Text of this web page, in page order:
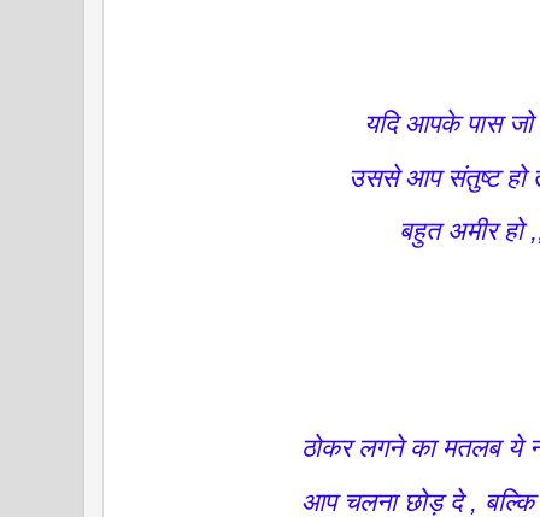
यदि आपके पास
उससे आप संतुष्ट हो
बहुत अमीर हो
ठोकर लगने का मतलब ये
आप चलना छोड़ दे ,